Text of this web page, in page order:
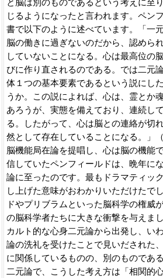
じるようになったと言われます。ペン
書で以下のように述べています。「一
脳の働きに過ぎないのだから、認めら
していないことになる。心は最高位の
びに作り直されるのである。では二元
体１つの基本要素であるという説にし
うか。この説によれば、心は、霊とか
あろうが、実態を備えており、連続し
る。したがって、心は脳との連絡が切
然として存在していることになる。」
脳機能局在論を提唱し、心は脳の機能
信していたペンフィールドは、晩年に
論に至ったのです。最もドラマティッ
し上げた意味がおわかりいただけたで
ドやプリブラムといった脳科学の権威
の脳科学者たちに大きな衝撃を与えま
カルト的な心身二元論から出発し、い
論の洗礼を受けたことで見いだされた
に関係しているものの、別のものであ
二元論で、こうした考え方は「相関的